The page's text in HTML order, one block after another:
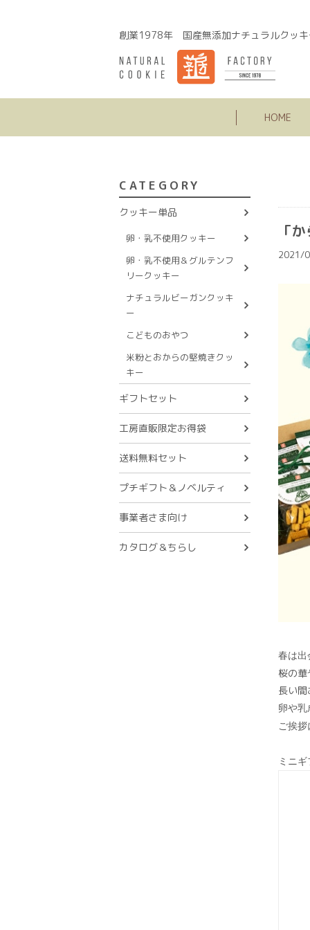
創業1978年 国産無添加ナチュラルクッ
HOME
CATEGORY
クッキー単品
卵・乳不使用クッキー
卵・乳不使用＆グルテンフ
リークッキー
ナチュラルビーガンクッキ
ー
こどものおやつ
米粉とおからの堅焼きクッ
キー
ギフトセット
工房直販限定お得袋
送料無料セット
プチギフト＆ノベルティ
事業者さま向け
カタログ＆ちらし
「
2021/
春は出
桜の
長い
卵や
ご挨
ミニ